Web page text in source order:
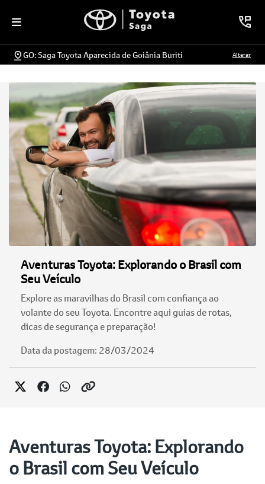
GO: Saga Toyota Aparecida de Goiânia Buriti Alterar
Aventuras Toyota: Explorando o Brasil com
Seu Veículo
Explore as maravilhas do Brasil com confiança ao
volante do seu Toyota. Encontre aqui guias de rotas,
dicas de segurança e preparação!
Data da postagem: 28/03/2024
Aventuras Toyota: Explorando
o Brasil com Seu Veículo